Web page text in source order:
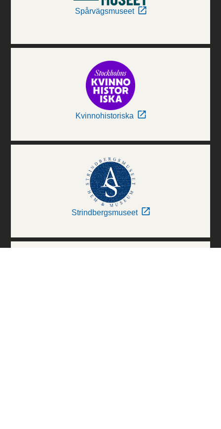
Spårvägsmuseet
Kvinnohistoriska
Strindbergsmuseet